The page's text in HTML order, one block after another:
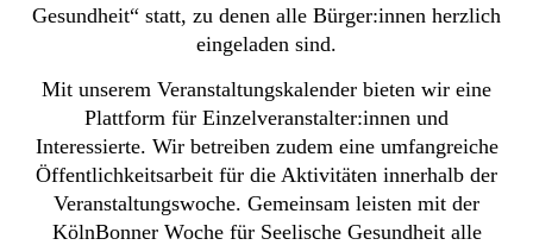
Gesundheit“ statt, zu denen alle Bürger:innen herzlich
eingeladen sind.
Mit unserem Veranstaltungskalender bieten wir eine
Plattform für Einzelveranstalter:innen und
Interessierte. Wir betreiben zudem eine umfangreiche
Öffentlichkeitsarbeit für die Aktivitäten innerhalb der
Veranstaltungswoche. Gemeinsam leisten mit der
KölnBonner Woche für Seelische Gesundheit alle